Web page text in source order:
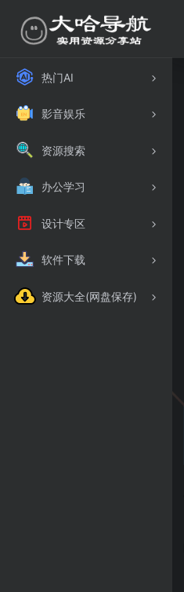
热门AI
影音娱乐
资源搜索
办公学习
设计专区
软件下载
资源大全(网盘保存)